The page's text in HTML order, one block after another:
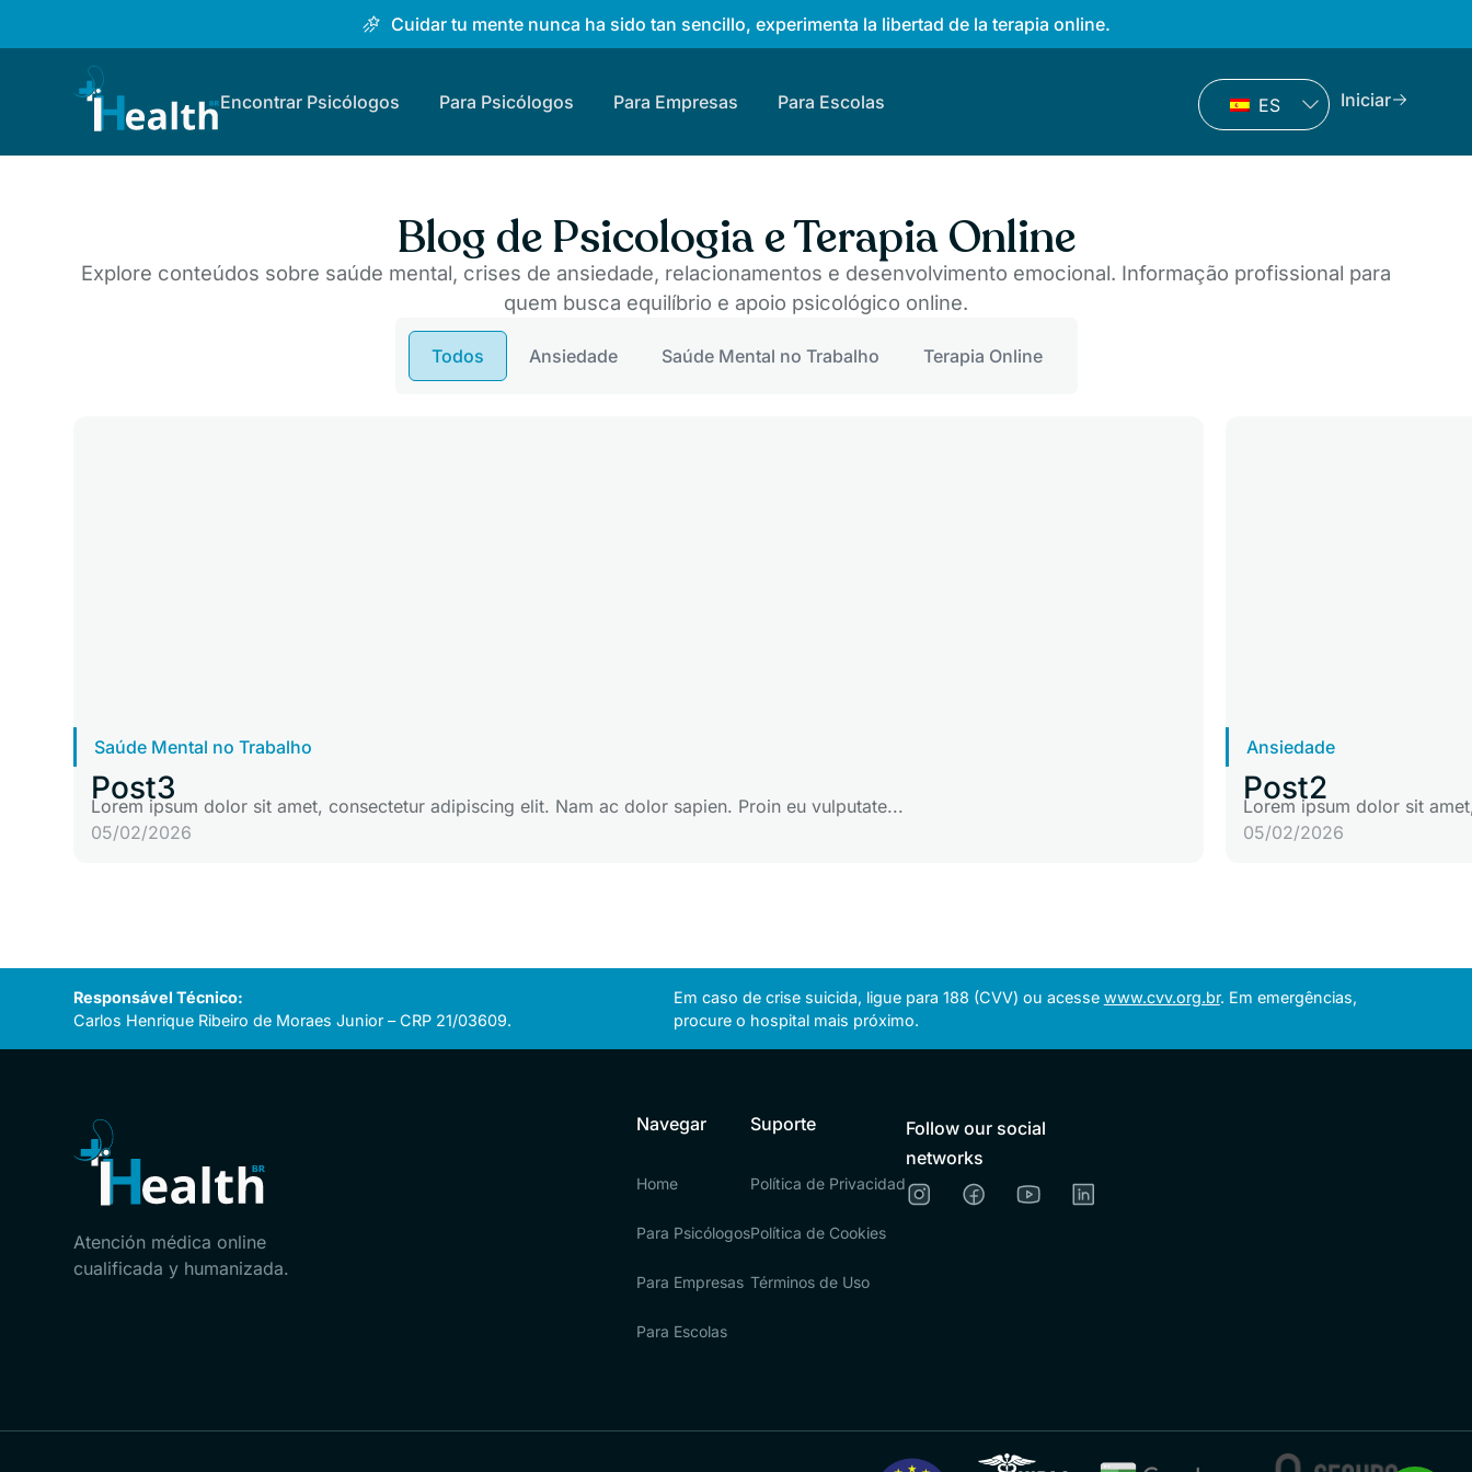
Cuidar tu mente nunca ha sido tan sencillo, experimenta la libertad de la terapia online.
Encontrar Psicólogos Para Psicólogos Para Empresas Para Escolas ES Iniciar
Blog de Psicologia e Terapia Online
Explore conteúdos sobre saúde mental, crises de ansiedade, relacionamentos e desenvolvimento emocional. Informação profissional para
quem busca equilíbrio e apoio psicológico online.
Ansiedade Saúde Mental no Trabalho Terapia Online
Todos
Saúde Mental no Trabalho
Post3
Lorem ipsum dolor sit amet, consectetur adipiscing elit. Nam ac dolor sapien. Proin eu vulputate...
05/02/2026
Ansiedade
Post2
Lorem ipsum dolor sit
05/02/2026
Responsável Técnico:
Carlos Henrique Ribeiro de Moraes Junior – CRP 21/03609.
Em caso de crise suicida, ligue para 188 (CVV) ou acesse www.cvv.org.br. Em emergências,
procure o hospital mais próximo.
Atención médica online
cualificada y humanizada.
Navegar
Home
Para Psicólogos
Para Empresas
Para Escolas
Suporte
Política de Privacidad
Política de Cookies
Términos de Uso
Follow our social
networks